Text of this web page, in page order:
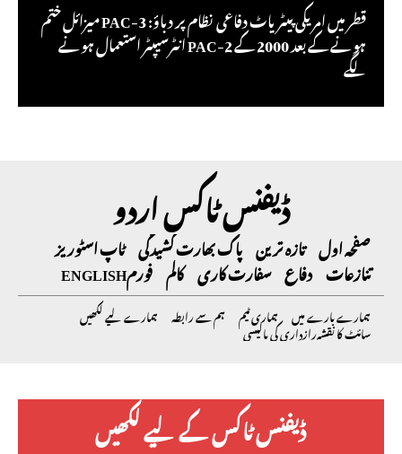
قطر میں امریکی پیٹریاٹ دفاعی نظام پر دباؤ: PAC-3 میزائل ختم
ہونے کے بعد 2000 کے PAC-2 انٹرسیپٹر استعمال ہونے
لگے
ڈیفنس ٹاکس اردو
صفحہ اول تازہ ترین پاک بھارت کشیدگی ٹاپ اسٹوریز
تنازعات دفاع سفارت کاری کالم فورمENGLISH
ہمارے بارے میں ہماری ٹیم ہم سے رابطہ ہمارے لیے لکھیں
سائٹ کا نقشہرازداری کی پالیسی
ڈیفنس ٹاکس کے لیے لکھیں